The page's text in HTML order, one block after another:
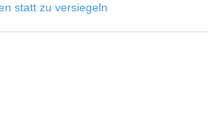
statt zu versiegeln